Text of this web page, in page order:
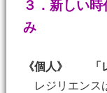
３．新しい
み
《個人》
レジリエンス